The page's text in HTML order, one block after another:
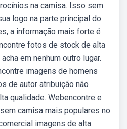
na camisa. Isso sem
logo na parte principal do
a informação mais forte é
fotos de stock de alta
em nenhum outro lugar.
imagens de homens
de autor atribuição não
qualidade. Webencontre e
camisa mais populares no
imagens de alta